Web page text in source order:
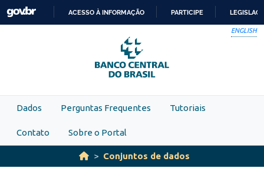
Skip to main content
PARA
O
CONTEÚDO
ACESSO À INFORMAÇÃO PARTICIPE
ENGLISH
Dados Perguntas Frequentes Tutoriais
Contato Sobre o Portal
Conjuntos de dados